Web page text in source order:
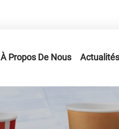
À Propos De Nous Actualités